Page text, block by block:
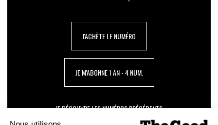
J'ACHÈTE LE NUMÉRO
JE M'ABONNE 1 AN - 4 NUM.
JE DÉCOUVRE LES NUMÉROS PRÉCÉDENTS